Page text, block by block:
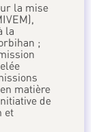
la mise
la
;
matière
de
et